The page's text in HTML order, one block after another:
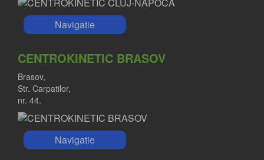
Navigatie
CENTROKINETIC BRASOV
Brasov,
Str. Carpatilor,
nr. 44.
Navigatie